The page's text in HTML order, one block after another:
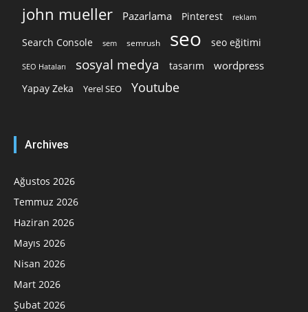
john mueller Pazarlama Pinterest reklam
Search Console sem semrush seo seo eğitimi
SEO Hataları sosyal medya tasarım wordpress
Yapay Zeka Yerel SEO Youtube
Archives
Ağustos 2026
Temmuz 2026
Haziran 2026
Mayıs 2026
Nisan 2026
Mart 2026
Şubat 2026